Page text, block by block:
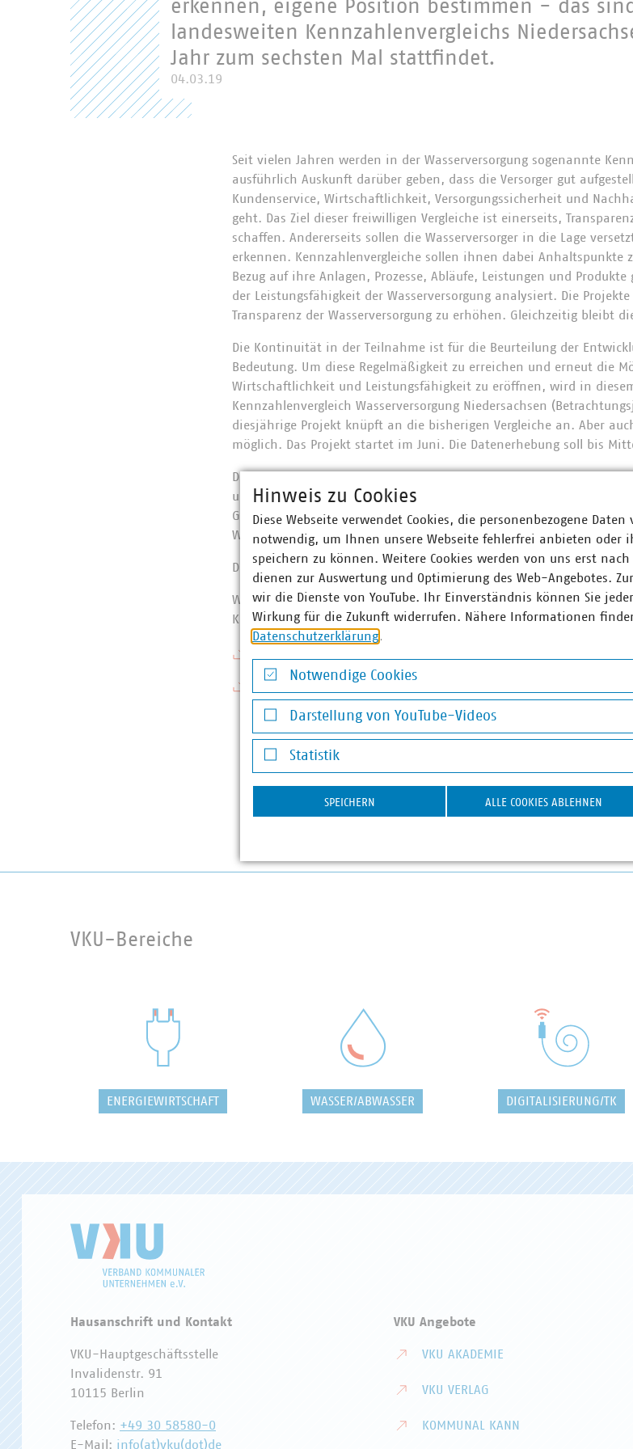
erkennen, eigene Position bestimmen - das
landesweiten Kennzahlenvergleichs
Jahr zum sechsten Mal stattfindet.
04.03.19
Seit vielen Jahren werden in der Wasserversorgung sogenannte
ausführlich Auskunft darüber geben, dass die Versorger gut
Kundenservice, Wirtschaftlichkeit, Versorgungssicherheit und
geht. Das Ziel dieser freiwilligen Vergleiche ist einerseits,
schaffen. Andererseits sollen die Wasserversorger in die Lage
erkennen. Kennzahlenvergleiche sollen ihnen dabei Anhaltspunkte
Bezug auf ihre Anlagen, Prozesse, Abläufe, Leistungen und
der Leistungsfähigkeit der Wasserversorgung analysiert. Die
Transparenz der Wasserversorgung zu erhöhen. Gleichzeitig bleibt
Die Kontinuität in der Teilnahme ist für die Beurteilung der
Bedeutung. Um diese Regelmäßigkeit zu erreichen und erneut die
Wirtschaftlichkeit und Leistungsfähigkeit zu eröffnen, wird in
Kennzahlenvergleich Wasserversorgung Niedersachsen
diesjährige Projekt knüpft an die bisherigen Vergleiche an. Aber
möglich. Das Projekt startet im Juni. Die Datenerhebung soll bis
Der Kennzahlenvergleich wird erneut durch das Niedersächsische
und Klimaschutz sowie ein breites Verbändebündnis
Gemeindebund, Niedersächsischer Städtetag, VKU-Landesgruppe
Wasserverbandstag, BDEW-Landesgruppe Norddeutschland und
Die Anmeldung ist bis zum www.kzv-nds-
Weiterführende Informationen können Sie dem aktuellen Flyer
Kennzahlenvergleichs entnehmen:
Öffentlicher Bericht Kennzahlenvergleich Niedersachsen 2018
VKU-Bereiche
ENERGIEWIRTSCHAFT WASSER/ABWASSER DIGITALISIERUNG/TK
Hausanschrift und Kontakt
VKU-Hauptgeschäftsstelle
Invalidenstr. 91
10115 Berlin
Telefon: +49 30 58580-0
E-Mail: info(at)vku(dot)de
VKU Angebote
VKU AKADEMIE
VKU VERLAG
KOMMUNAL KANN
Hinweis zu Cookies
Diese Webseite verwendet Cookies, die personenbezogene
notwendig, um Ihnen unsere Webseite fehlerfrei anbieten oder
speichern zu können. Weitere Cookies werden von uns erst
dienen zur Auswertung und Optimierung des Web-Angebotes.
wir die Dienste von YouTube. Ihr Einverständnis können Sie
Wirkung für die Zukunft widerrufen. Nähere Informationen
Datenschutzerklärung.
Notwendige Cookies
Notwendige Cookies
Darstellung von YouTube-Videos
Darstellung von YouTube-Videos
Statistik
Statistik
SPEICHERN ALLE COOKIES ABLEHNEN